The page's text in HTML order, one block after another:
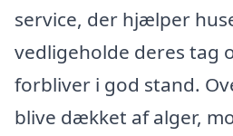
service, der hjælper
vedligeholde deres tag
forbliver i god stand.
blive dækket af alger,